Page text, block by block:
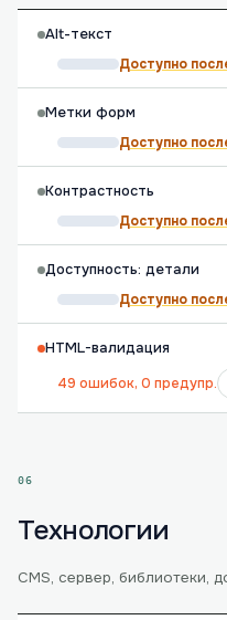
Alt-текст
Доступно
Метки форм
Доступно
Контрастность
Доступно
Доступность: детали
Доступно
HTML-валидация
49 ошибок, 0 предупр.
06
Технологии
CMS, сервер, библиотеки,